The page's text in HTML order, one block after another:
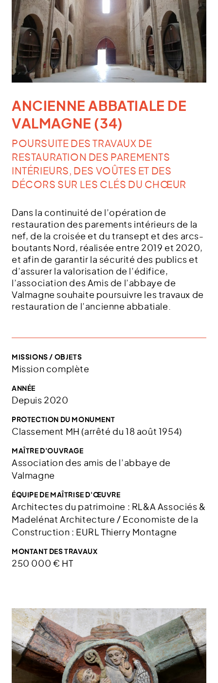
ANCIENNE ABBATIALE DE
VALMAGNE (34)
POURSUITE DES TRAVAUX DE
RESTAURATION DES PAREMENTS
INTÉRIEURS, DES VOÛTES ET DES
DÉCORS SUR LES CLÉS DU CHŒUR
Dans la continuité de l’opération de
restauration des parements intérieurs de la
nef, de la croisée et du transept et des arcs-
boutants Nord, réalisée entre 2019 et 2020,
et afin de garantir la sécurité des publics et
d’assurer la valorisation de l’édifice,
l’association des Amis de l’abbaye de
Valmagne souhaite poursuivre les travaux de
restauration de l’ancienne abbatiale.
MISSIONS / OBJETS
Mission complète
ANNÉE
Depuis 2020
PROTECTION DU MONUMENT
Classement MH (arrêté du 18 août 1954)
MAÎTRE D'OUVRAGE
Association des amis de l’abbaye de
Valmagne
ÉQUIPE DE MAÎTRISE D'ŒUVRE
Architectes du patrimoine : RL&A Associés &
Madelénat Architecture / Economiste de la
Construction : EURL Thierry Montagne
MONTANT DES TRAVAUX
250 000 € HT